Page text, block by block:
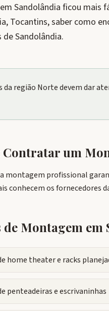
Sandolândia ficou mais
Tocantins, saber como
Sandolândia.
da região Norte devem dar
Contratar um
montagem profissional
conhecem os fornecedores
de Montagem em
home theater e racks
penteadeiras e escrivaninhas